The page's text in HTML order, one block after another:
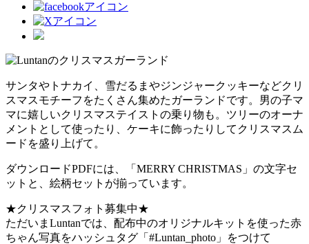
サンタやトナカイ、雪だるまやジンジャークッキーなどクリ
スマスモチーフをたくさん集めたガーランドです。男の子マ
マに嬉しいクリスマステイストの乗り物も。ツリーのオーナ
メントとして使ったり、ケーキに飾ったりしてクリスマスム
ードを盛り上げて。
ダウンロードPDFには、「MERRY CHRISTMAS」の文字セ
ットと、絵柄セットが揃っています。
★クリスマスフォト募集中★
ただいまLuntanでは、配布中のオリジナルキットを使った赤
ちゃん写真をハッシュタグ「#Luntan_photo」をつけて